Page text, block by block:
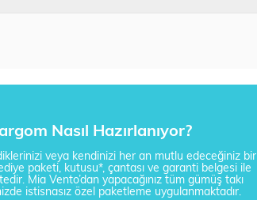
Nasıl Hazırlanıyor?
veya kendinizi her an mutlu edeceğiniz bir
paketi, kutusu*, çantası ve garanti belgesi ile
Mia Vento’dan yapacağınız tüm gümüş takı
istisnasız özel paketleme uygulanmaktadır.